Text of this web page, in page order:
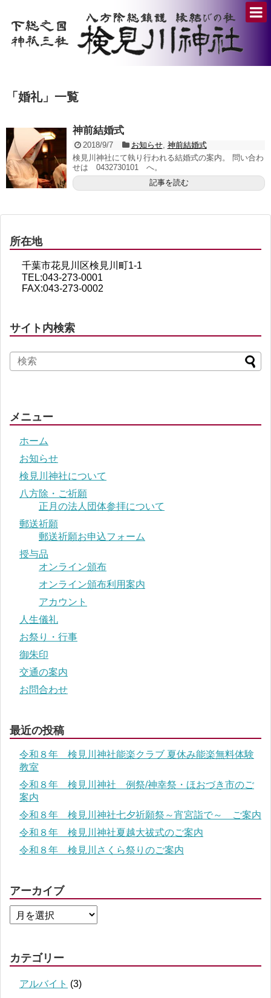
「 婚礼」 一覧
神前結婚式
2018/9/7 お知らせ, 神前結婚式
検見川神社にて執り行われる結婚式の案内。 問い合わ
せは 0432730101 へ。
記事を読む
所在地
千葉市花見川区検見川町1-1
TEL:043-273-0001
FAX:043-273-0002
サイト内検索
メニュー
ホーム
お知らせ
検見川神社について
八方除・ご祈願
正月の法人団体参拝について
郵送祈願
郵送祈願お申込フォーム
授与品
オンライン頒布
オンライン頒布利用案内
アカウント
人生儀礼
お祭り・行事
御朱印
交通の案内
お問合わせ
最近の投稿
令和８年 検見川神社能楽クラブ 夏休み能楽無料体験
教室
令和８年 検見川神社 例祭/神幸祭・ほおづき市のご
案内
令和８年 検見川神社七夕祈願祭～宵宮詣で～ ご案内
令和８年 検見川神社夏越大祓式のご案内
令和８年 検見川さくら祭りのご案内
アーカイブ
カテゴリー
アルバイト (3)